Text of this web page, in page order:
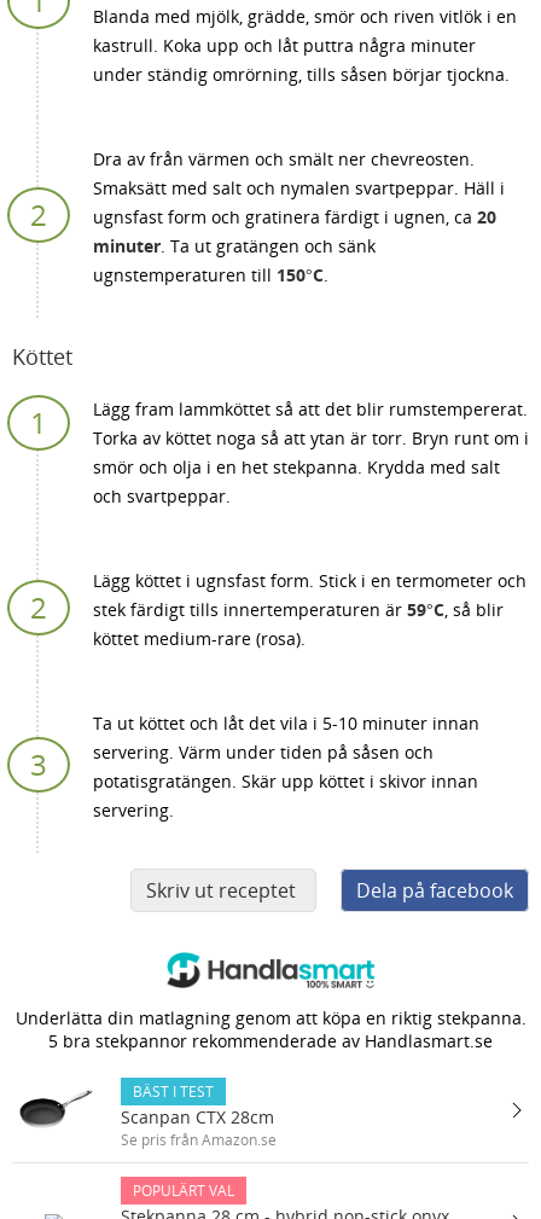
Blanda med mjölk, grädde, smör och riven vitlök i en
kastrull. Koka upp och låt puttra några minuter
under ständig omrörning, tills såsen börjar tjockna.
Dra av från värmen och smält ner chevreosten.
Smaksätt med salt och nymalen svartpeppar. Häll i
ugnsfast form och gratinera färdigt i ugnen, ca 20
minuter. Ta ut gratängen och sänk
ugnstemperaturen till 150°C.
Köttet
Lägg fram lammköttet så att det blir rumstempererat.
Torka av köttet noga så att ytan är torr. Bryn runt om i
smör och olja i en het stekpanna. Krydda med salt
och svartpeppar.
Lägg köttet i ugnsfast form. Stick i en termometer och
stek färdigt tills innertemperaturen är 59°C, så blir
köttet medium-rare (rosa).
Ta ut köttet och låt det vila i 5-10 minuter innan
servering. Värm under tiden på såsen och
potatisgratängen. Skär upp köttet i skivor innan
servering.
Skriv ut receptet Dela på facebook
Underlätta din matlagning genom att köpa en riktig stekpanna.
5 bra stekpannor rekommenderade av Handlasmart.se
BÄST I TEST
Scanpan CTX 28cm
Se pris från Amazon.se
POPULÄRT VAL